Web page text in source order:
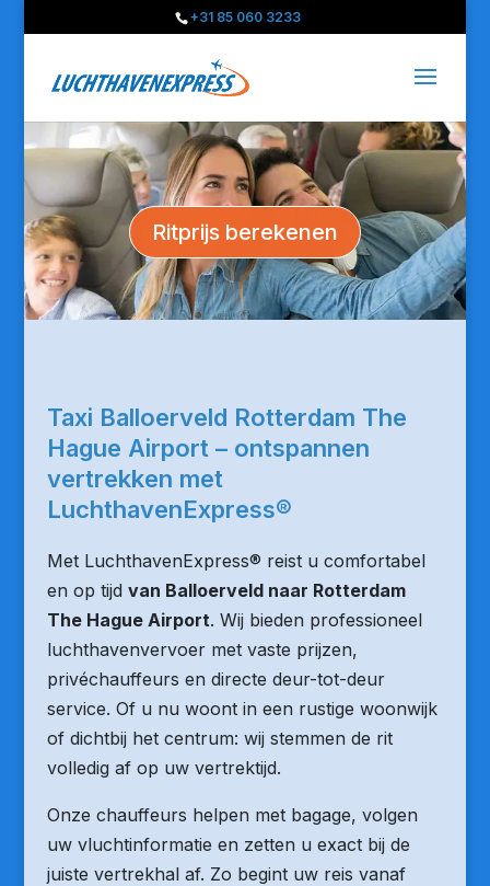
+31 85 060 3233
Ritprijs berekenen
Taxi Balloerveld Rotterdam The
Hague Airport – ontspannen
vertrekken met
LuchthavenExpress®
Met LuchthavenExpress® reist u comfortabel
en op tijd van Balloerveld naar Rotterdam
The Hague Airport. Wij bieden professioneel
luchthavenvervoer met vaste prijzen,
privéchauffeurs en directe deur-tot-deur
service. Of u nu woont in een rustige woonwijk
of dichtbij het centrum: wij stemmen de rit
volledig af op uw vertrektijd.
Onze chauffeurs helpen met bagage, volgen
uw vluchtinformatie en zetten u exact bij de
juiste vertrekhal af. Zo begint uw reis vanaf